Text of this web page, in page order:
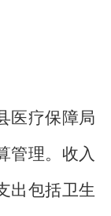
疗保障局
管理。收入
出包括卫生